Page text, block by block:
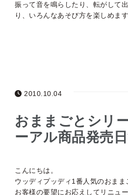
振って音を鳴らしたり、転がして
り、いろんなあそび方を楽しめます
2010.10.04
おままごとシリ
ーアル商品発売日
こんにちは。
ウッディプッディ1番人気のおまま
お客様の要望にお応えしてリニュ